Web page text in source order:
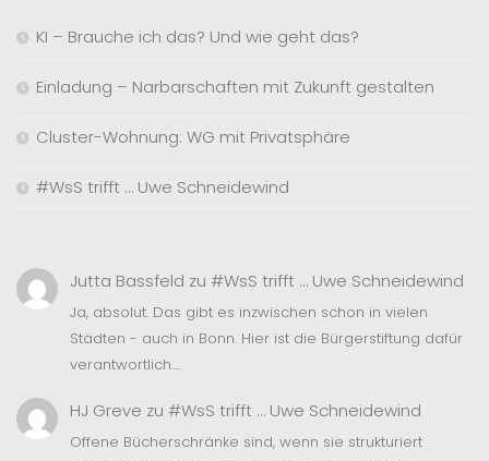
KI – Brauche ich das? Und wie geht das?
Einladung – Narbarschaften mit Zukunft gestalten
Cluster-Wohnung: WG mit Privatsphäre
#WsS trifft … Uwe Schneidewind
Jutta Bassfeld zu #WsS trifft … Uwe Schneidewind
Ja, absolut. Das gibt es inzwischen schon in vielen
Städten - auch in Bonn. Hier ist die Bürgerstiftung dafür
verantwortlich.…
HJ Greve zu #WsS trifft … Uwe Schneidewind
Offene Bücherschränke sind, wenn sie strukturiert